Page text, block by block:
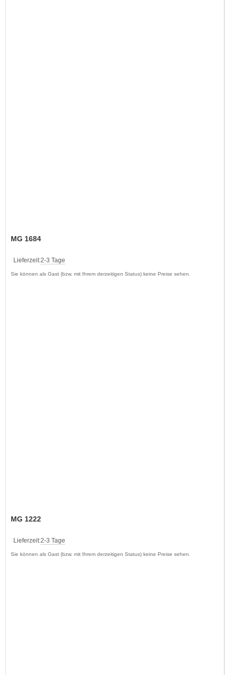
MG 1684
Lieferzeit:2-3 Tage
Sie können als Gast (bzw. mit Ihrem derzeitigen Status) keine Preise sehen.
MG 1222
Lieferzeit:2-3 Tage
Sie können als Gast (bzw. mit Ihrem derzeitigen Status) keine Preise sehen.